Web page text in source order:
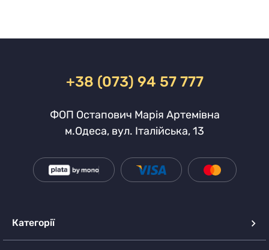
+38 (073) 94 57 777
ФОП Остапович Марія Артемівна
м.Одеса, вул. Італійська, 13
Категорії